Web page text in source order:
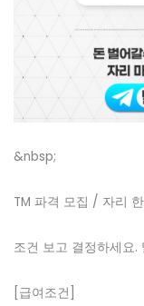
&nbsp;
TM 파격 모집 / 자리
조건 보고 결정하세요.
[급여조건]